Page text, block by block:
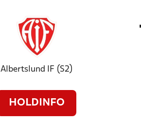
Albertslund IF (S2)
HOLDINFO